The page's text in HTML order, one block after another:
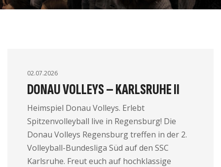
02.07.2026
DONAU VOLLEYS – KARLSRUHE II
Heimspiel Donau Volleys. Erlebt
Spitzenvolleyball live in Regensburg! Die
Donau Volleys Regensburg treffen in der 2.
Volleyball-Bundesliga Süd auf den SSC
Karlsruhe. Freut euch auf hochklassige